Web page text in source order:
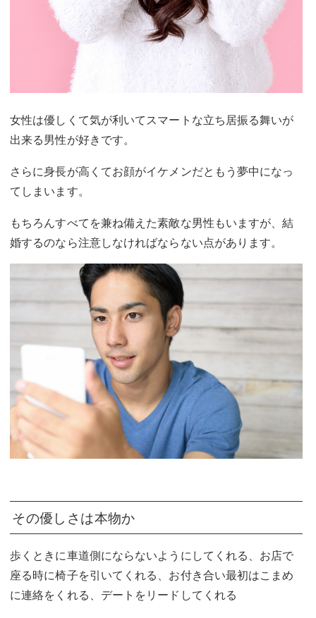
女性は優しくて気が利いてスマートな立ち居振る舞いが
出来る男性が好きです。
さらに身長が高くてお顔がイケメンだともう夢中になっ
てしまいます。
もちろんすべてを兼ね備えた素敵な男性もいますが、結
婚するのなら注意しなければならない点があります。
その優しさは本物か
歩くときに車道側にならないようにしてくれる、お店で
座る時に椅子を引いてくれる、お付き合い最初はこまめ
に連絡をくれる、デートをリードしてくれる